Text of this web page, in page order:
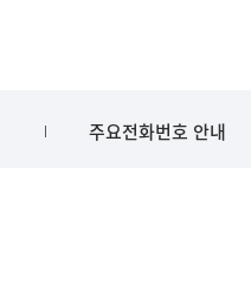
주요전화번호 안내